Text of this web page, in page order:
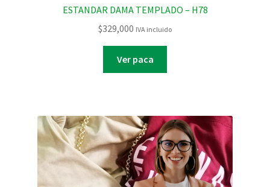
ESTANDAR DAMA TEMPLADO – H78
$329,000 IVA incluido
Ver paca